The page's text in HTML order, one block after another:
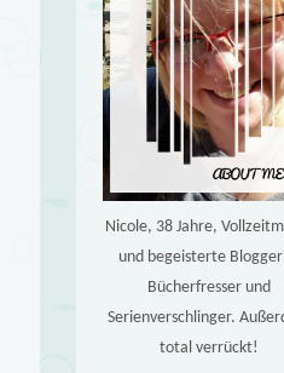
Nicole, 38 Jahre,
und begeisterte
Bücherfresser und
Serienverschlinger.
total verrückt!